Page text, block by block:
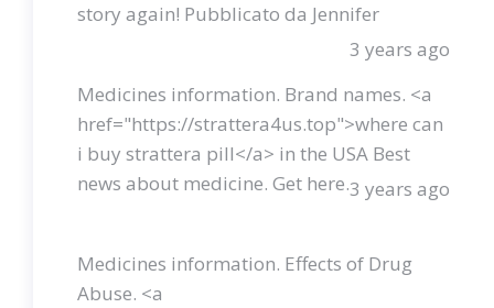
story again! Pubblicato da Jennifer
3 years ago
Medicines information. Brand names. <a
href="https://strattera4us.top">where can
i buy strattera pill</a> in the USA Best
news about medicine. Get here.3 years ago
Medicines information. Effects of Drug
Abuse. <a